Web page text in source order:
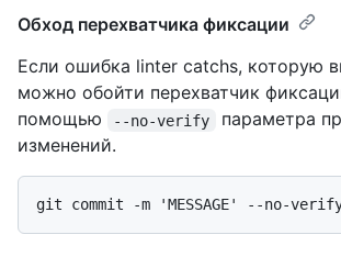
Обход перехватчика фиксации
Если ошибка linter catchs, которую
можно обойти перехватчик
помощью
--no-verify
параметра
изменений.